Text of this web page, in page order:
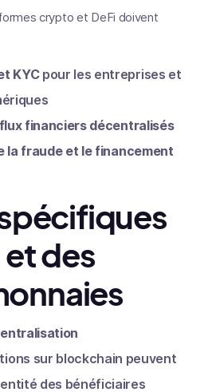
crypto et DeFi doivent
KYCpour les entreprises et
financiers décentralisés
la fraude et le financement
et des
sur blockchain peuvent
des bénéficiaires